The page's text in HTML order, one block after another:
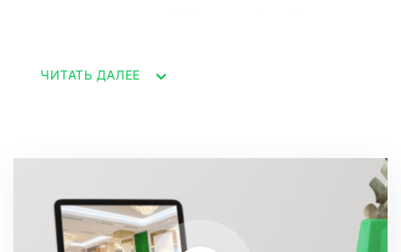
местоположения обусловлена полным
VERDI представляет из себя 4-этажное
ЧИТАТЬ ДАЛЕЕ